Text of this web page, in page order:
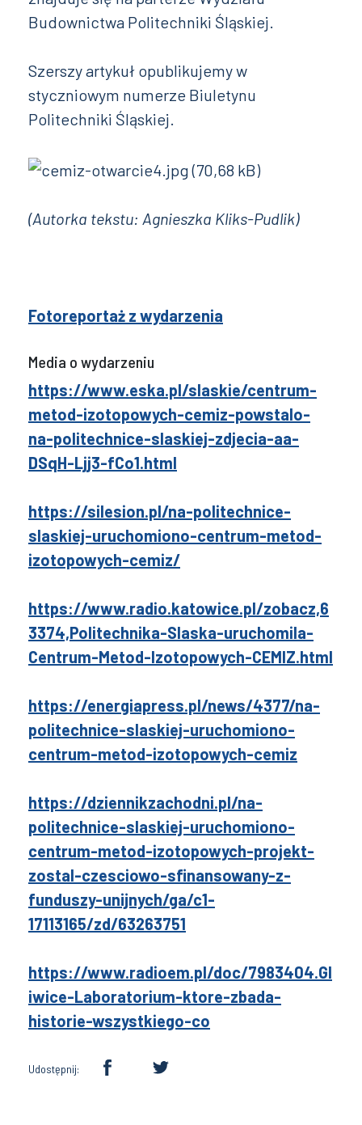
Budownictwa Politechniki Śląskiej.
Szerszy artykuł opublikujemy w
styczniowym numerze Biuletynu
Politechniki Śląskiej.
(Autorka tekstu: Agnieszka Kliks-Pudlik)
Fotoreportaż z wydarzenia
Media o wydarzeniu
https://www.eska.pl/slaskie/centrum-
metod-izotopowych-cemiz-powstalo-
na-politechnice-slaskiej-zdjecia-aa-
DSqH-Ljj3-fCo1.html
https://silesion.pl/na-politechnice-
slaskiej-uruchomiono-centrum-metod-
izotopowych-cemiz/
https://www.radio.katowice.pl/zobacz,6
3374,Politechnika-Slaska-uruchomila-
Centrum-Metod-Izotopowych-CEMIZ.html
https://energiapress.pl/news/4377/na-
politechnice-slaskiej-uruchomiono-
centrum-metod-izotopowych-cemiz
https://dziennikzachodni.pl/na-
politechnice-slaskiej-uruchomiono-
centrum-metod-izotopowych-projekt-
zostal-czesciowo-sfinansowany-z-
funduszy-unijnych/ga/c1-
17113165/zd/63263751
https://www.radioem.pl/doc/7983404.Gl
iwice-Laboratorium-ktore-zbada-
historie-wszystkiego-co
Udostępnij: